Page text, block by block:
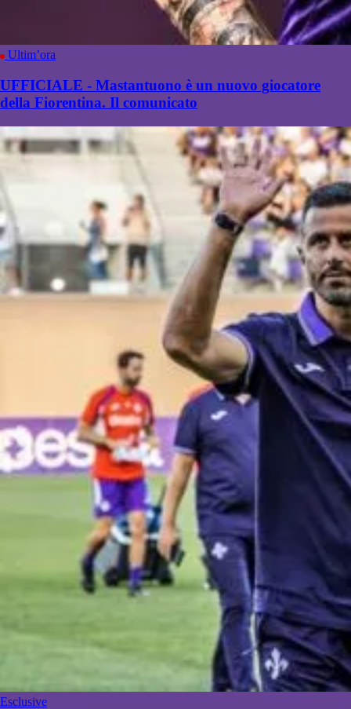
Ultim’ora
UFFICIALE - Mastantuono è un nuovo giocatore
della Fiorentina. Il comunicato
Esclusive